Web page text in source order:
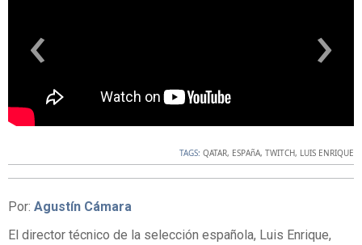
‹ ›
TAGS: QATAR, ESPAñA, TWITCH, LUIS ENRIQUE
Por: Agustín Cámara
El director técnico de la selección española, Luis Enrique,